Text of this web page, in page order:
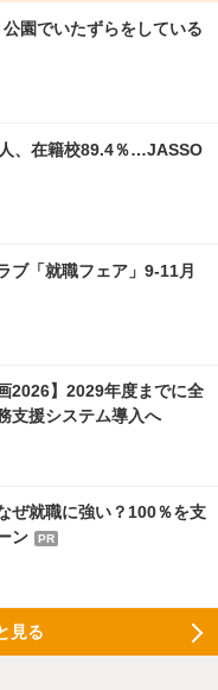
公園でいたずらをしている
、在籍校89.4％…JASSO
ブ「就職フェア」9-11月
2026】2029年度までに全
支援システム導入へ
ぜ就職に強い？100％を支
ン
PR
見る